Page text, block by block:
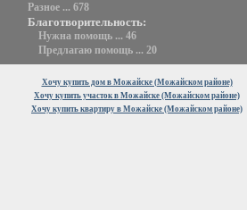
Разное ... 678
Благотворительность:
Нужна помощь ... 46
Предлагаю помощь ... 20
Хочу купить дом в Можайске (Можайском районе)
Хочу купить участок в Можайске (Можайском районе)
Хочу купить квартиру в Можайске (Можайском районе)